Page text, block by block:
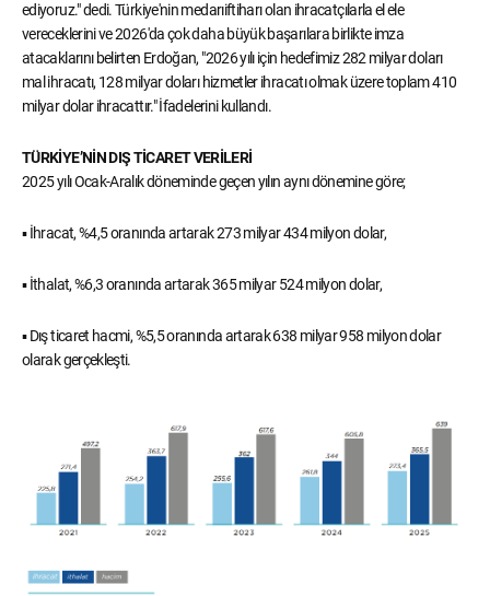
ediyoruz." dedi. Türkiye'nin medarıiftiharı olan ihracatçılarla el ele
vereceklerini ve 2026'da çok daha büyük başarılara birlikte imza
atacaklarını belirten Erdoğan, "2026 yılı için hedefimiz 282 milyar doları
mal ihracatı, 128 milyar doları hizmetler ihracatı olmak üzere toplam 410
milyar dolar ihracattır." İfadelerini kullandı.
TÜRKİYE’NİN DIŞ TİCARET VERİLERİ
2025 yılı Ocak-Aralık döneminde geçen yılın aynı dönemine göre;
▪ İhracat, %4,5 oranında artarak 273 milyar 434 milyon dolar,
▪ İthalat, %6,3 oranında artarak 365 milyar 524 milyon dolar,
▪ Dış ticaret hacmi, %5,5 oranında artarak 638 milyar 958 milyon dolar
olarak gerçekleşti.